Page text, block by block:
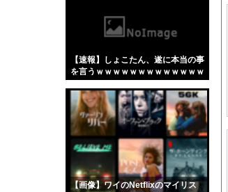
【速報】しょこたん、遂に本当の事
を言うｗｗｗｗｗｗｗｗｗｗｗｗｗ
【画像】ワイのNetflixのマイリス